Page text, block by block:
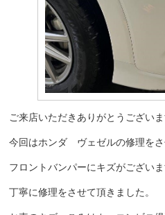
ご来店いただきありがとうございま
今回はホンダ ヴェゼルの修理をさ
フロントバンパーにキズがございま
丁寧に修理をさせて頂きました。